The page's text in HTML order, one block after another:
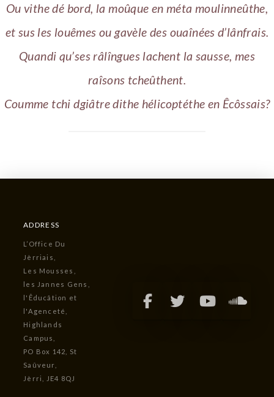
Ou vithe dé bord, la moûque en méta moulinneûthe,
et sus les louêmes ou gavèle des ouaînées d’lânfrais.
Quandi qu’ses râlîngues lachent la sausse, mes
raîsons tcheûthent.
Coumme tchi dgiâtre dithe hélicoptéthe en Êcôssais?
ADDRESS
L’Office Du
Jèrriais,
Les Mousses,
les Jannes Gens,
l'Êducâtion et
l'Agenceté,
Highlands
Campus,
PO Box 142, St
Saûveur,
Jèrri, JE4 8QJ